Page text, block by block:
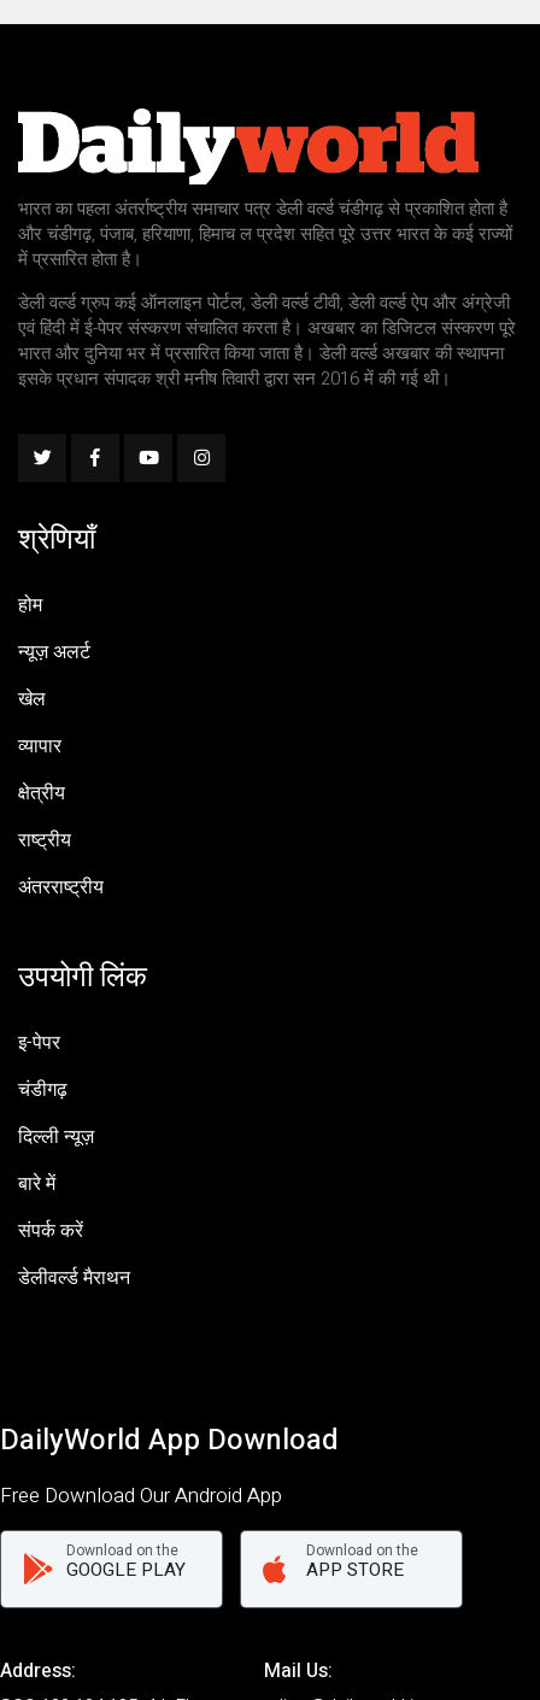
भारत का पहला अंतर्राष्ट्रीय समाचार पत्र डेली वर्ल्ड चंडीगढ़ से प्रकाशित होता है
और चंडीगढ़, पंजाब, हरियाणा, हिमाच ल प्रदेश सहित पूरे उत्तर भारत के कई राज्यों
में प्रसारित होता है।
डेली वर्ल्ड ग्रुप कई ऑनलाइन पोर्टल, डेली वर्ल्ड टीवी, डेली वर्ल्ड ऐप और अंग्रेजी
एवं हिंदी में ई-पेपर संस्करण संचालित करता है। अखबार का डिजिटल संस्करण पूरे
भारत और दुनिया भर में प्रसारित किया जाता है। डेली वर्ल्ड अखबार की स्थापना
इसके प्रधान संपादक श्री मनीष तिवारी द्वारा सन 2016 में की गई थी।
श्रेणियाँ
होम
न्यूज़ अलर्ट
खेल
व्यापार
क्षेत्रीय
राष्ट्रीय
अंतरराष्ट्रीय
उपयोगी लिंक
इ-पेपर
चंडीगढ़
दिल्ली न्यूज़
बारे में
संपर्क करें
डेलीवर्ल्ड मैराथन
DailyWorld App Download
Free Download Our Android App
Download on the
GOOGLE PLAY
Download on the
APP STORE
Address: Mail Us: